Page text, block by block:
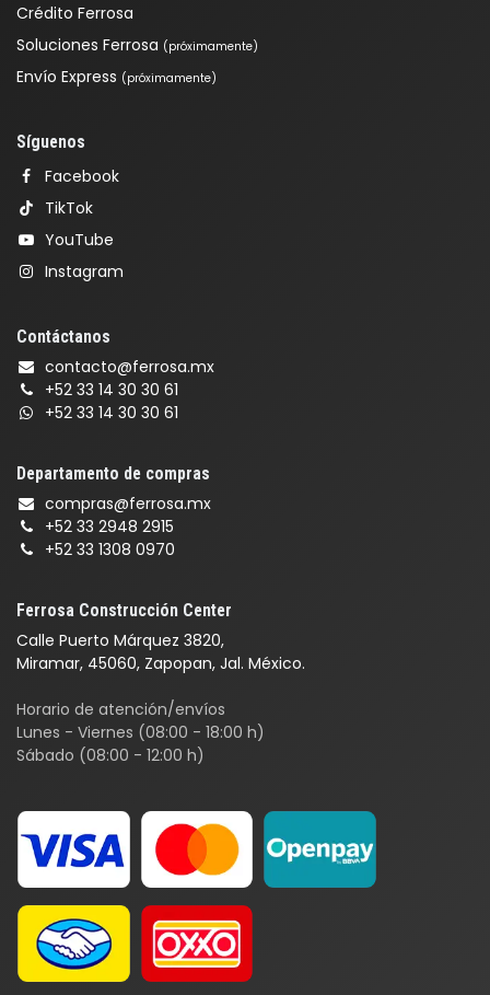
Crédito Ferrosa
Soluciones Ferrosa (próximamente)
Envío Express (próximamente)
Ferrosa Construcción Center
Calle Puerto Márquez 3820,
Miramar, 45060, Zapopan, Jal. México.
Horario de atención/envíos
Lunes - Viernes (08:00 - 18:00 h)
Sábado (08:00 - 12:00 h)
Síguenos
Facebook
TikTok
YouTube
Instagram
Contáctanos
contacto@ferrosa.mx
+52 33 14 30 30 61
+52 33 14 30 30 61
Departamento de compras
compras@ferrosa.mx
+52 33 2948 2915
+52 33 1308 0970